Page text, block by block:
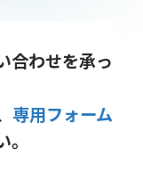
合わせを承っ
専用フォーム